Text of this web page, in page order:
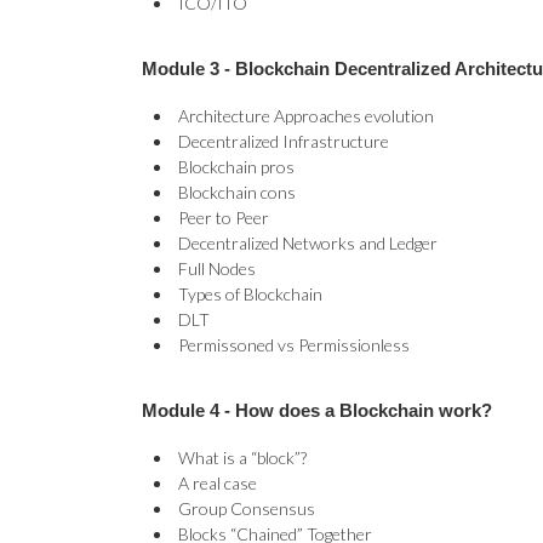
Module 3 - Blockchain Decentralized
Architecture Approaches evolution
Decentralized Infrastructure
Blockchain pros
Blockchain cons
Peer to Peer
Decentralized Networks and Ledger
Full Nodes
Types of Blockchain
DLT
Permissoned vs Permissionless
Module 4 - How does a Blockchain work?
What is a “block”?
A real case
Group Consensus
Blocks “Chained” Together